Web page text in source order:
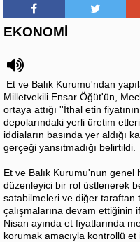
EKONOMİ
Et ve Balık Kurumu'ndan
Milletvekili Ensar Öğüt'ün,
ortaya attığı ''İthal etin
depolarındaki yerli üretim
iddiaların basında yer aldığı
gerçeği yansıtmadığı belirtildi.
Et ve Balık Kurumu'nun genel
düzenleyici bir rol üstlenerek
satabilmeleri ve diğer taraftan
çalışmalarına devam ettiğinin
Nisan ayında et fiyatlarında
korumak amacıyla kontrollü et